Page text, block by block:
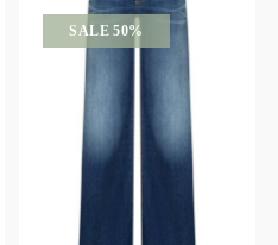
SALE 50%